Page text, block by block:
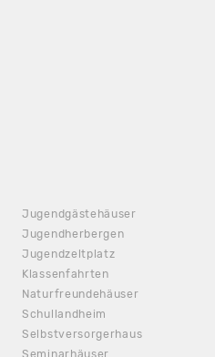
Jugendgästehäuser
Jugendherbergen
Jugendzeltplatz
Klassenfahrten
Naturfreundehäuser
Schullandheim
Selbstversorgerhaus
Seminarhäuser